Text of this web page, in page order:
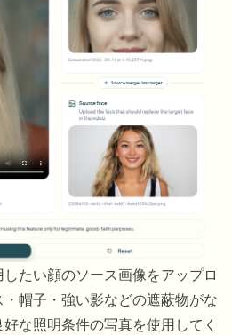
たい顔のソース画像をアップロ
帽子・強い影などの遮蔽物がな
な照明条件の写真を使用してく